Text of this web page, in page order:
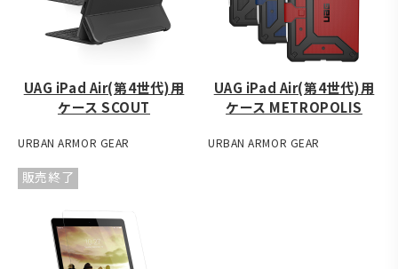
UAG iPad Air(第4世代)用
ケース SCOUT
URBAN ARMOR GEAR
UAG iPad Air(第4世代)用
ケース METROPOLIS
URBAN ARMOR GEAR
販売終了